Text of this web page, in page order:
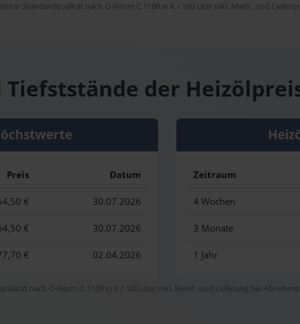
in Standardqualität nach Ö-Norm C 1109 in € / 100 Liter inkl. MwSt. und
Tiefststände der
Preis Datum
€ 30.07.2026
€ 30.07.2026
€ 02.04.2026
Zeitraum
4 Wochen
3 Monate
1 Jahr
nach Ö-Norm C 1109 in € / 100 Liter inkl. MwSt. und Lieferung bei